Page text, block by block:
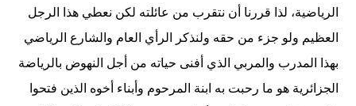
الرياضية، لذا قررنا أن نتقرب من عائلته لكن نعطي هذا الرجل
العظيم ولو جزء من حقه ولنذكر الرأي العام والشارع الرياضي
بهذا المدرب والمربي الذي أفنى حياته من أجل النهوض بالرياضة
الجزائرية هو ما رحبت به ابنة المرحوم وأبناء أخوه الذين فتحوا